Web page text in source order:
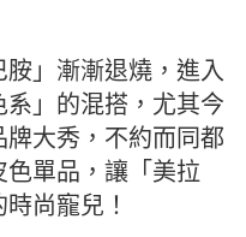
」漸漸退燒，進入
」的混搭，尤其今
大秀，不約而同都
單品，讓「美拉
尚寵兒！